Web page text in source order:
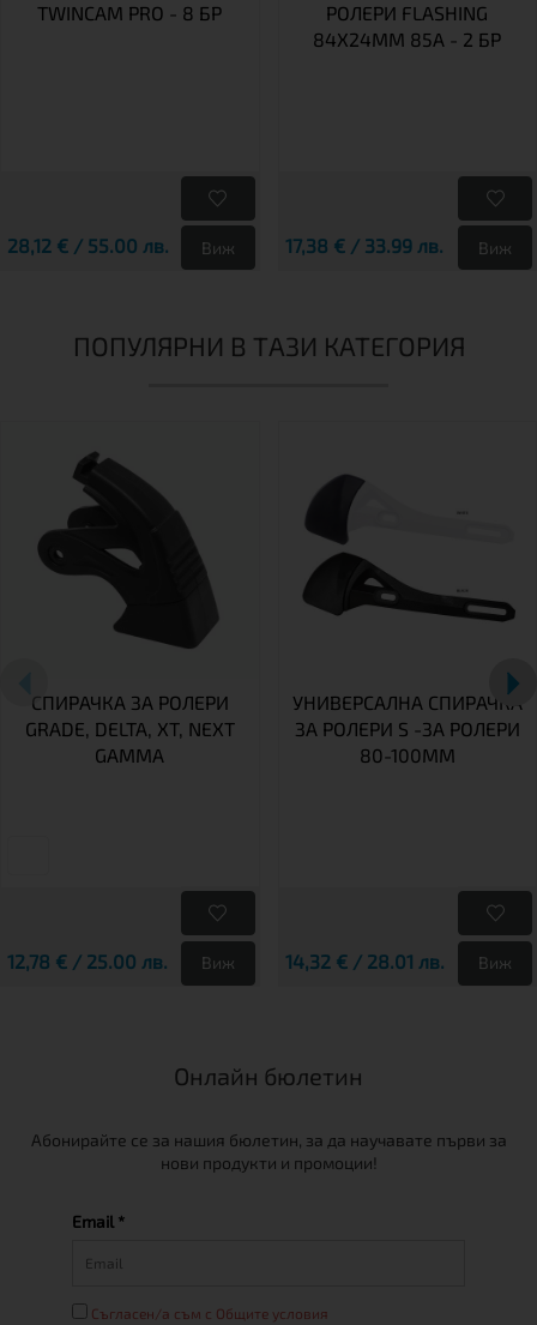
TWINCAM PRO - 8 БР
28,12 € / 55.00 лв. Виж
РОЛЕРИ FLASHING
84X24MM 85A - 2 БР
17,38 € / 33.99 лв. Виж
ПОПУЛЯРНИ В ТАЗИ КАТЕГОРИЯ
СПИРАЧКА ЗА РОЛЕРИ
GRADE, DELTA, XT, NEXT
GAMMA
12,78 € / 25.00 лв. Виж
УНИВЕРСАЛНА СПИРАЧКА
ЗА РОЛЕРИ S -ЗА РОЛЕРИ
80-100MM
14,32 € / 28.01 лв. Виж
Онлайн бюлетин
Абонирайте се за нашия бюлетин, за да научавате първи за
нови продукти и промоции!
Email *
Съгласен/а съм с Общите условия